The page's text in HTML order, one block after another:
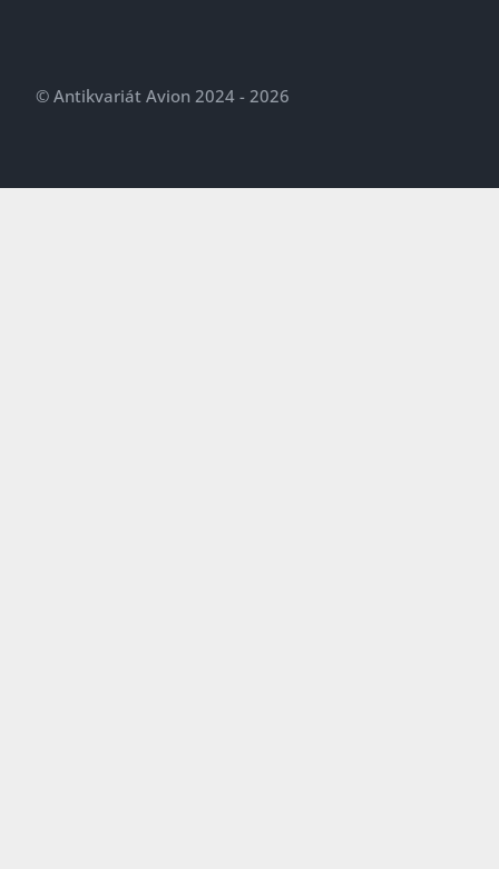
© Antikvariát Avion 2024 - 2026